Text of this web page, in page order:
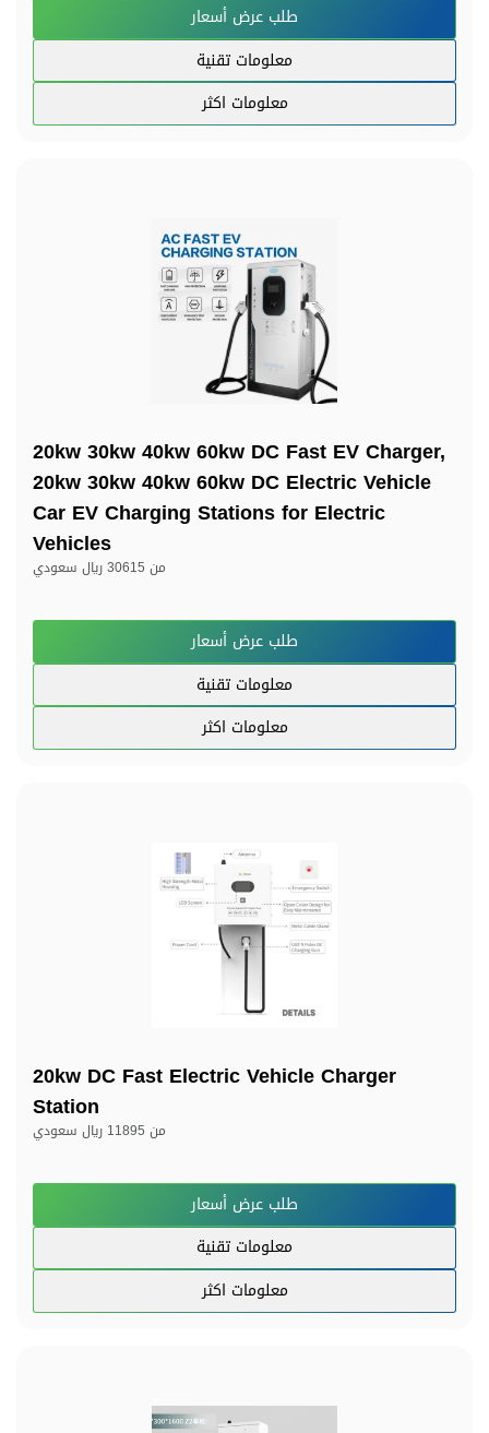
طلب عرض أسعار
معلومات تقنية
معلومات اكثر
20kw 30kw 40kw 60kw DC Fast EV Charger,
20kw 30kw 40kw 60kw DC Electric Vehicle
Car EV Charging Stations for Electric
Vehicles
من 30615 ريال سعودي
طلب عرض أسعار
معلومات تقنية
معلومات اكثر
20kw DC Fast Electric Vehicle Charger
Station
من 11895 ريال سعودي
طلب عرض أسعار
معلومات تقنية
معلومات اكثر